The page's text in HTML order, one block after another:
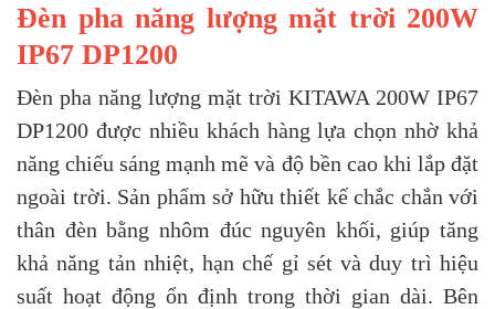
Đèn pha năng lượng mặt trời 200W
IP67 DP1200
Đèn pha năng lượng mặt trời KITAWA 200W IP67
DP1200 được nhiều khách hàng lựa chọn nhờ khả
năng chiếu sáng mạnh mẽ và độ bền cao khi lắp đặt
ngoài trời. Sản phẩm sở hữu thiết kế chắc chắn với
thân đèn bằng nhôm đúc nguyên khối, giúp tăng
khả năng tản nhiệt, hạn chế gỉ sét và duy trì hiệu
suất hoạt động ổn định trong thời gian dài. Bên